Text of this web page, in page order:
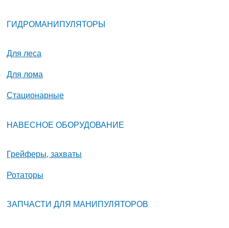
ГИДРОМАНИПУЛЯТОРЫ
Для леса
Для лома
Стационарные
НАВЕСНОЕ ОБОРУДОВАНИЕ
Грейферы, захваты
Ротаторы
ЗАПЧАСТИ ДЛЯ МАНИПУЛЯТОРОВ